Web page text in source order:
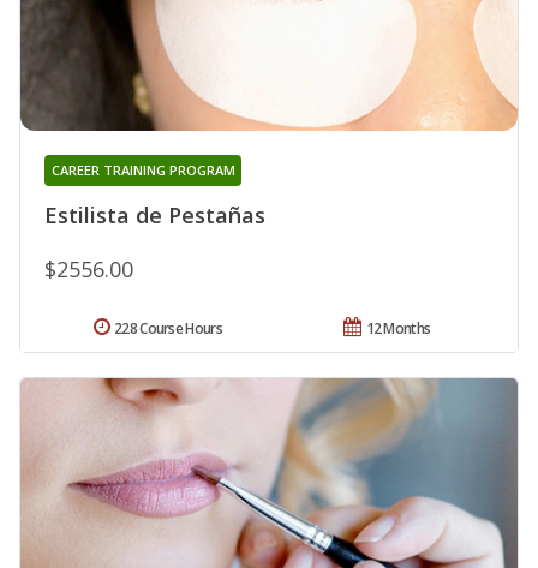
Estilista de Pestañas
CAREER TRAINING PROGRAM
$2556.00
12 Months
228 Course Hours